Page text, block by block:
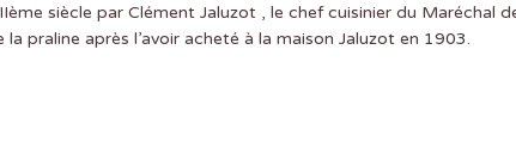
siècle par Clément Jaluzot , le chef cuisinier du Maréchal
praline après l’avoir acheté à la maison Jaluzot en 1903.